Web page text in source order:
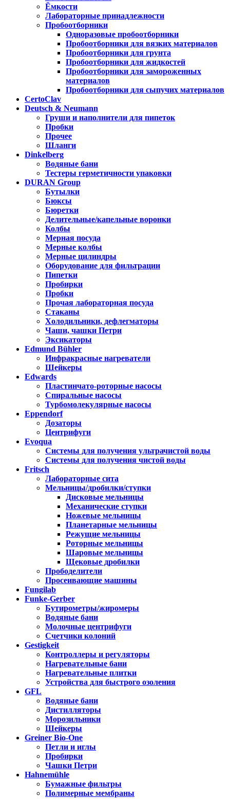
Ёмкости
Лабораторные принадлежности
Пробоотборники
Одноразовые пробоотборники
Пробоотборники для вязких материалов
Пробоотборники для грунта
Пробоотборники для жидкостей
Пробоотборники для замороженных
материалов
Пробоотборники для сыпучих материалов
CertoClav
Deutsch & Neumann
Груши и наполнители для пипеток
Пробки
Прочее
Шланги
Dinkelberg
Водяные бани
Тестеры герметичности упаковки
DURAN Group
Бутылки
Бюксы
Бюретки
Делительные/капельные воронки
Колбы
Мерная посуда
Мерные колбы
Мерные цилиндры
Оборудование для фильтрации
Пипетки
Пробирки
Пробки
Прочая лабораторная посуда
Стаканы
Холодильники, дефлегматоры
Чаши, чашки Петри
Эксикаторы
Edmund Bühler
Инфракрасные нагреватели
Шейкеры
Edwards
Пластинчато-роторные насосы
Спиральные насосы
Турбомолекулярные насосы
Eppendorf
Дозаторы
Центрифуги
Evoqua
Системы для получения ультрачистой воды
Системы для получения чистой воды
Fritsch
Лабораторные сита
Мельницы/дробилки/ступки
Дисковые мельницы
Механические ступки
Ножевые мельницы
Планетарные мельницы
Режущие мельницы
Роторные мельницы
Шаровые мельницы
Щековые дробилки
Прободелители
Просеивающие машины
Fungilab
Funke-Gerber
Бутирометры/жиромеры
Водяные бани
Молочные центрифуги
Счетчики колоний
Gestigkeit
Контроллеры и регуляторы
Нагревательные бани
Нагревательные плитки
Устройства для быстрого озоления
GFL
Водяные бани
Дистилляторы
Морозильники
Шейкеры
Greiner Bio-One
Петли и иглы
Пробирки
Чашки Петри
Hahnemühle
Бумажные фильтры
Полимерные мембраны